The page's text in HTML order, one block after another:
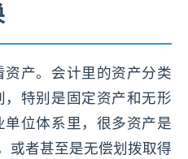
产。会计里的资产分类
特别是固定资产和无形
位体系里，很多资产是
或者甚至是无偿划拨取得